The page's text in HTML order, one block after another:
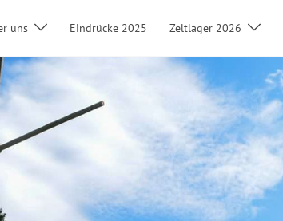
uns Eindrücke 2025 Zeltlager 2026